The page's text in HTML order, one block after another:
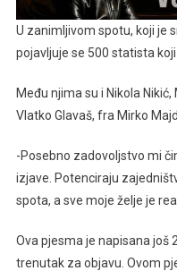
U zanimljivom spotu, koji je
pojavljuje se 500 statista
Među njima su i Nikola
Vlatko Glavaš, fra Mirko
-Posebno zadovoljstvo mi
izjave. Potenciraju
spota, a sve moje želje je
Ova pjesma je napisana još
trenutak za objavu. Ovom